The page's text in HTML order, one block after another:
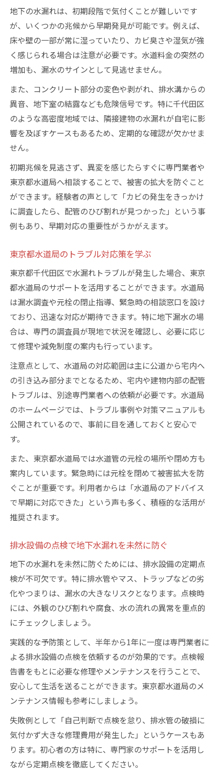
排水口の清掃で地下水漏れリスクを軽減
地下水漏れ対策に有効なDIYメンテ術
劣化した配管が招く地下漏れの注意点
老朽化配管が地下水漏れを引き起こす仕組
み
地下配管の交換時期と検討ポイント
東京都水道局による劣化診断の流れ
配管修理は専門業者に依頼すべき理由
賃貸物件における修理費用負担の考え方
地下の水漏れは、初期段階で気付くことが難しいです
が、いくつかの兆候から早期発見が可能です。例えば、
床や壁の一部が常に湿っていたり、カビ臭さや湿気が強
く感じられる場合は注意が必要です。水道料金の突然の
増加も、漏水のサインとして見逃せません。
また、コンクリート部分の変色や剥がれ、排水溝からの
異音、地下室の結露なども危険信号です。特に千代田区
のような高密度地域では、隣接建物の水漏れが自宅に影
響を及ぼすケースもあるため、定期的な確認が欠かせま
せん。
初期兆候を見逃さず、異変を感じたらすぐに専門業者や
東京都水道局へ相談することで、被害の拡大を防ぐこと
ができます。経験者の声として「カビの発生をきっかけ
に調査したら、配管のひび割れが見つかった」という事
例もあり、早期対応の重要性がうかがえます。
東京都水道局のトラブル対応策を学ぶ
東京都千代田区で水漏れトラブルが発生した場合、東京
都水道局のサポートを活用することができます。水道局
は漏水調査や元栓の閉止指導、緊急時の相談窓口を設け
ており、迅速な対応が期待できます。特に地下漏水の場
合は、専門の調査員が現地で状況を確認し、必要に応じ
て修理や減免制度の案内も行っています。
注意点として、水道局の対応範囲は主に公道から宅内へ
の引き込み部分までとなるため、宅内や建物内部の配管
トラブルは、別途専門業者への依頼が必要です。水道局
のホームページでは、トラブル事例や対策マニュアルも
公開されているので、事前に目を通しておくと安心で
す。
また、東京都水道局では水道管の元栓の場所や閉め方も
案内しています。緊急時には元栓を閉めて被害拡大を防
ぐことが重要です。利用者からは「水道局のアドバイス
で早期に対応できた」という声も多く、積極的な活用が
推奨されます。
排水設備の点検で地下水漏れを未然に防ぐ
地下の水漏れを未然に防ぐためには、排水設備の定期点
検が不可欠です。特に排水管やマス、トラップなどの劣
化やつまりは、漏水の大きなリスクとなります。点検時
には、外観のひび割れや腐食、水の流れの異常を重点的
にチェックしましょう。
実践的な予防策として、半年から1年に一度は専門業者に
よる排水設備の点検を依頼するのが効果的です。点検報
告書をもとに必要な修理やメンテナンスを行うことで、
安心して生活を送ることができます。東京都水道局のメ
ンテナンス情報も参考にしましょう。
失敗例として「自己判断で点検を怠り、排水管の破損に
気付かず大きな修理費用が発生した」というケースもあ
ります。初心者の方は特に、専門家のサポートを活用し
ながら定期点検を徹底してください。